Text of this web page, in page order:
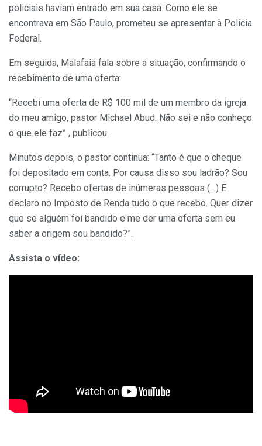
policiais haviam entrado em sua casa. Como ele se
encontrava em São Paulo, prometeu se apresentar à Polícia
Federal.
Em seguida, Malafaia fala sobre a situação, confirmando o
recebimento de uma oferta:
“Recebi uma oferta de R$ 100 mil de um membro da igreja
do meu amigo, pastor Michael Abud. Não sei e não conheço
o que ele faz” , publicou.
Minutos depois, o pastor continua: “Tanto é que o cheque
foi depositado em conta. Por causa disso sou ladrão? Sou
corrupto? Recebo ofertas de inúmeras pessoas (…) E
declaro no Imposto de Renda tudo o que recebo. Quer dizer
que se alguém foi bandido e me der uma oferta sem eu
saber a origem sou bandido?”.
Assista o vídeo: